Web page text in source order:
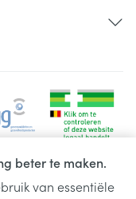
beter te maken.
van essentiële